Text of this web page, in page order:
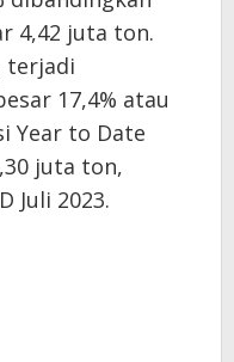
4,42 juta ton.
terjadi
17,4% atau
Year to Date
juta ton,
Juli 2023.